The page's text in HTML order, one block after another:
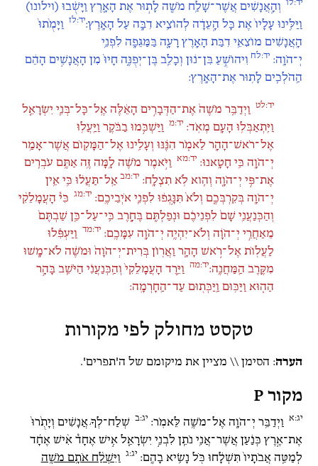
יד:לו וְהָ֣אֲנָשִׁ֔ים אֲשֶׁר־שָׁלַ֥ח מֹשֶׁ֖ה לָת֣וּר אֶת הָאָ֑רֶץ וַיָּשֻׁ֗בוּ (וילונו)
וַיַּלִּ֤ינוּ עָלָיו֙ אֶת כָּל הָ֣עֵדָ֔ה לְהוֹצִ֥יא דִבָּ֖ה עַל הָאָֽרֶץ:יד:לז וַיָּמֻ֙תוּ֙
הָֽאֲנָשִׁ֔ים מוֹצִאֵ֥י דִבַּת הָאָ֖רֶץ רָעָ֑ה בַּמַּגֵּפָ֖ה לִפְנֵ֥י
יְ־הֹוָֽה:יד:לח וִיהוֹשֻׁ֣עַ בִּן־נ֔וּן וְכָלֵ֖ב בֶּן־יְפֻנֶּ֑ה חָיוּ֙ מִן הָאֲנָשִׁ֣ים הָהֵ֔ם
הַֽהֹלְכִ֖ים לָת֥וּר אֶת־הָאָֽרֶץ:
יד:לט וַיְדַבֵּ֤ר מֹשֶׁה֙ אֶת־הַדְּבָרִ֣ים הָאֵ֔לֶּה אֶֽל־כָּל־בְּנֵ֖י יִשְׂרָאֵ֑ל
וַיִּֽתְאַבְּל֥וּ הָעָ֖ם מְאֹֽד:יד:מ וַיַּשְׁכִּ֣מוּ בַבֹּ֔קֶר וַיַּֽעֲל֥וּ
אֶל־רֹאשׁ־הָהָ֖ר לֵאמֹ֑ר הִנֶּ֗נּוּ וְעָלִ֛ינוּ אֶל־הַמָּק֛וֹם אֲשֶׁר־אָמַ֥ר
יְ־הֹוָ֖ה כִּ֥י חָטָֽאנוּ:יד:מא וַיֹּ֣אמֶר מֹשֶׁ֔ה לָ֥מָּה זֶּ֛ה אַתֶּ֥ם עֹבְרִ֖ים
אֶת־פִּ֣י יְ־הֹוָ֑ה וְהִ֖וא לֹ֥א תִצְלָֽח:יד:מב אַֽל־תַּעֲל֔וּ כִּ֛י אֵ֥ין
יְ־הֹוָ֖ה בְּקִרְבְּכֶ֑ם וְלֹא֙ תִּנָּ֣גְפ֔וּ לִפְנֵ֖י אֹיְבֵיכֶֽם:יד:מג כִּי֩ הָעֲמָלֵקִ֨י
וְהַכְּנַעֲנִ֥י שָׁם֙ לִפְנֵיכֶ֔ם וּנְפַלְתֶּ֖ם בֶּחָ֑רֶב כִּֽי־עַל־כֵּ֤ן שַׁבְתֶּם֙
מֵאַחֲרֵ֣י יְ־הֹוָ֔ה וְלֹא־יִהְיֶ֥ה יְ־הֹוָ֖ה עִמָּכֶֽם:יד:מד וַיַּעְפִּ֕לוּ
לַעֲל֖וֹת אֶל־רֹ֣אשׁ הָהָ֑ר וַאֲר֤וֹן בְּרִית־יְ־הֹוָה֙ וּמֹשֶׁ֔ה לֹא־מָ֖שׁוּ
מִקֶּ֥רֶב הַֽמַּחֲנֶֽה:יד:מה וַיֵּ֤רֶד הָעֲמָלֵקִי֙ וְהַֽכְּנַעֲנִ֔י הַיֹּשֵׁ֖ב בָּהָ֣ר
הַה֑וּא וַיַּכּ֥וּם וַֽיַּכְּת֖וּם עַד־הַֽחָרְמָֽה:
טקסט מחולק לפי מקורות
הערה: הסימן \\ מציין את מיקומם של ה'תפרים'.
מקור P
יג:א וַיְדַבֵּ֥ר יְ־הֹוָ֖ה אֶל־מֹשֶׁ֥ה לֵּאמֹֽר:יג:ב שְׁלַח־לְךָ֣ אֲנָשִׁ֗ים וְיָתֻ֙רוּ֙
אֶת־אֶ֣רֶץ כְּנַ֔עַן אֲשֶׁר־אֲנִ֥י נֹתֵ֖ן לִבְנֵ֣י יִשְׂרָאֵ֑ל אִ֣ישׁ אֶחָד֩ אִ֨ישׁ אֶחָ֜ד
לְמַטֵּ֤ה אֲבֹתָיו֙ תִּשְׁלָ֔חוּ כֹּ֖ל נָשִׂ֥יא בָהֶֽם:יג:ג וַיִּשְׁלַ֨ח אֹתָ֥ם מֹשֶׁ֛ה